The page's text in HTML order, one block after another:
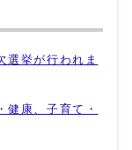
選挙が行われま
健康、子育て・